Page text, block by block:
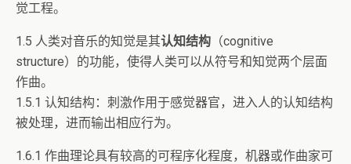
觉工程。
1.5 人类对音乐的知觉是其认知结构 （cognitive
structure）的功能，使得人类可以从符号和知觉两个层面
作曲。
1.5.1 认知结构：刺激作用于感觉器官，进入人的认知结构
被处理，进而输出相应行为。
1.6.1 作曲理论具有较高的可程序化程度，机器或作曲家可